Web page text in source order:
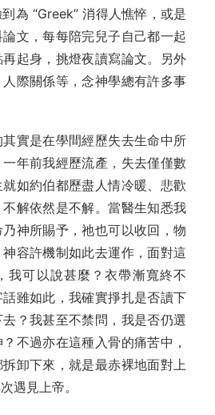
為 “Greek” 消得人憔悴，或是
文，每每陪完兒子自己都一起
起身，挑燈夜讀寫論文。另外
際關係等，念神學總有許多事
實是在學間經歷失去生命中所
年前我經歷流產，失去僅僅數
如約伯都歷盡人情冷暖、悲歡
解依然是不解。當醫生知悉我
神所賜予，祂也可以收回，物
容許機制如此去運作，面對這
我可以說甚麼？衣帶漸寬終不
雖如此，我確實掙扎是否讀下
？我甚至不禁問，我是否仍選
不過亦在這種入骨的痛苦中，
卸下來，就是最赤裸地面對上
遇見上帝。